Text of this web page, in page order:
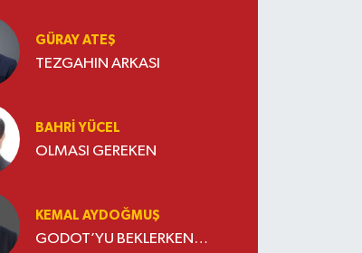
GÜRAY ATEŞ
TEZGAHIN ARKASI
BAHRI YÜCEL
OLMASI GEREKEN
KEMAL AYDOĞMUŞ
GODOT’YU BEKLERKEN…